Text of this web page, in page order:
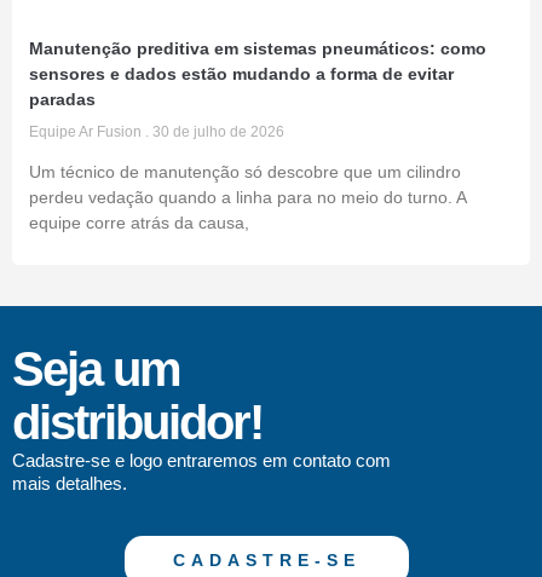
Manutenção preditiva em sistemas pneumáticos: como
sensores e dados estão mudando a forma de evitar
paradas
Equipe Ar Fusion 30 de julho de 2026
Um técnico de manutenção só descobre que um cilindro
perdeu vedação quando a linha para no meio do turno. A
equipe corre atrás da causa,
Seja um
distribuidor!
Cadastre-se e logo entraremos em contato com
mais detalhes.
CADASTRE-SE